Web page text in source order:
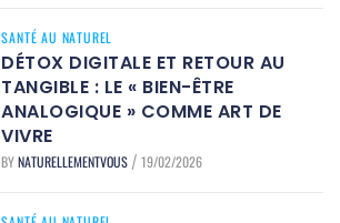
SANTÉ AU NATUREL
DÉTOX DIGITALE ET RETOUR AU
TANGIBLE : LE « BIEN-ÊTRE
ANALOGIQUE » COMME ART DE
VIVRE
BYNATURELLEMENTVOUS / 19/02/2026